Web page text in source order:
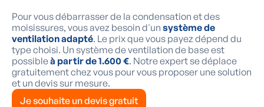
Pour vous débarrasser de la condensation et des
moisissures, vous avez besoin d'un système de
ventilation adapté. Le prix que vous payez dépend du
type choisi. Un système de ventilation de base est
possibleà partir de 1.600 €. Notre expert se déplace
gratuitement chez vous pour vous proposer une solution
et un devis sur mesure.
Je souhaite un devis gratuit